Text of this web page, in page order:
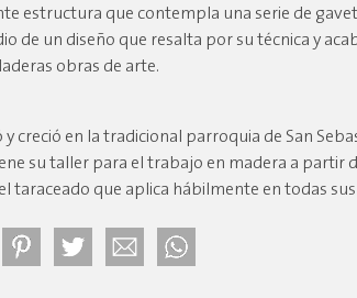
estructura que contempla una serie de
de un diseño que resalta por su técnica y
obras de arte.
y creció en la tradicional parroquia de San
su taller para el trabajo en madera a partir
taraceado que aplica hábilmente en todas sus